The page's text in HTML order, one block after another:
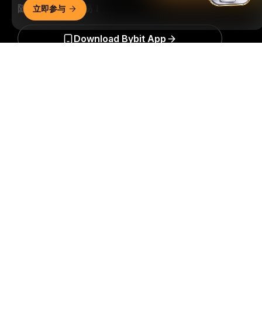
随时随地进行交易！
Download Bybit App
立即参与